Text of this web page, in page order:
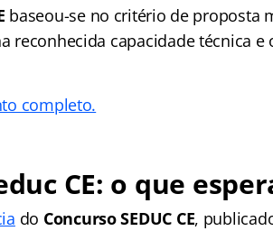
baseou-se no critério de proposta
reconhecida capacidade técnica
completo.
CE: o que
do Concurso SEDUC CE,